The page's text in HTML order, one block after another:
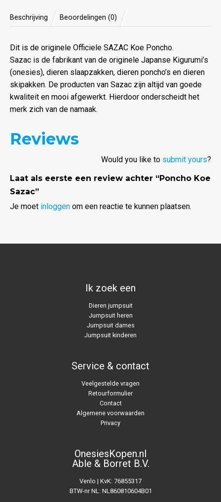
Beschrijving Beoordelingen (0)
Dit is de originele Officiele SAZAC Koe Poncho.
Sazac is de fabrikant van de originele Japanse Kigurumi’s
(onesies), dieren slaapzakken, dieren poncho’s en dieren
skipakken. De producten van Sazac zijn altijd van goede
kwaliteit en mooi afgewerkt. Hierdoor onderscheidt het
merk zich van de namaak.
Reviews
Would you like to submit yours?
Laat als eerste een review achter “Poncho Koe
Sazac”
Je moet inloggen om een reactie te kunnen plaatsen.
Ik zoek een
Dieren jumpsuit
Jumpsuit heren
Jumpsuit dames
Jumpsuit kinderen
Service & contact
Veelgestelde vragen
Retourformulier
Contact
Algemene voorwaarden
Privacy
OnesiesKopen.nl
Able & Borret B.V.
Venlo | KvK: 76855317
BTW-nr NL: NL860810604B01